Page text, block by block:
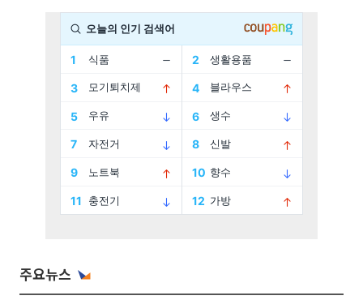
주요뉴스